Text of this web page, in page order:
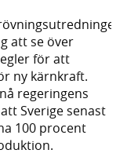
att se över
för att
ny kärnkraft.
regeringens
Sverige senast
100 procent